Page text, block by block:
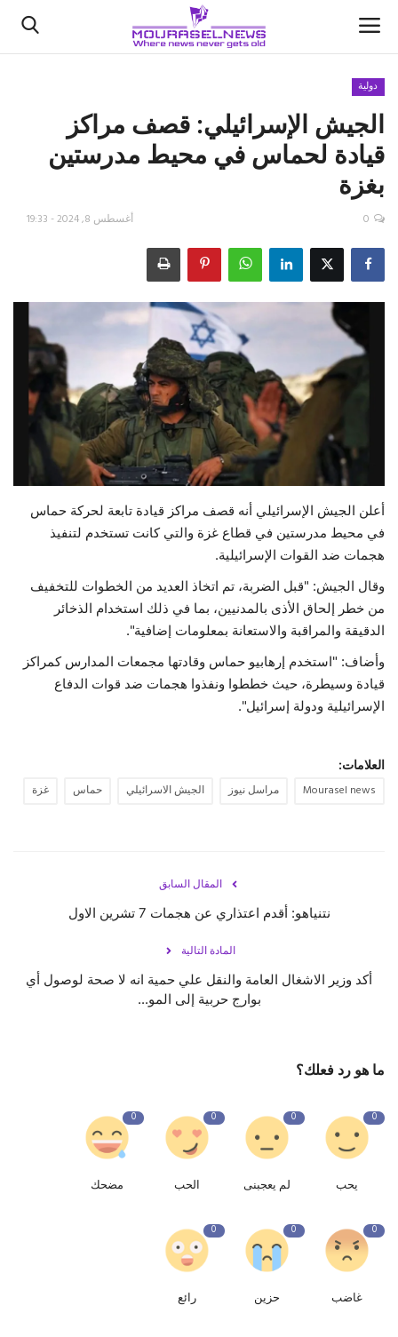
الأخبار
كتّابنا
السعودية
اقتصاد
علوم وتكنولوجيا
رياضة
فيديو
دولية
الجيش الإسرائيلي: قصف مراكز
قيادة لحماس في محيط مدرستين
بغزة
أغسطس 8, 2024 - 19:33 0
أعلن الجيش الإسرائيلي أنه قصف مراكز قيادة تابعة لحركة حماس
في محيط مدرستين في قطاع غزة والتي كانت تستخدم لتنفيذ
هجمات ضد القوات الإسرائيلية.
وقال الجيش: "قبل الضربة، تم اتخاذ العديد من الخطوات للتخفيف
من خطر إلحاق الأذى بالمدنيين، بما في ذلك استخدام الذخائر
الدقيقة والمراقبة والاستعانة بمعلومات إضافية".
وأضاف: "استخدم إرهابيو حماس وقادتها مجمعات المدارس كمراكز
قيادة وسيطرة، حيث خططوا ونفذوا هجمات ضد قوات الدفاع
الإسرائيلية ودولة إسرائيل".
العلامات:
Mourasel news مراسل نيوز الجيش الاسرائيلي حماس غزة
المقال السابق
نتنياهو: أقدم اعتذاري عن هجمات 7 تشرين الاول
المادة التالية
أكد وزير الاشغال العامة والنقل علي حمية انه لا صحة لوصول أي
بوارج حربية إلى المو...
ما هو رد فعلك؟
0
يحب
0
لم يعجبنى
0
الحب
0
مضحك
0
غاضب
0
حزين
0
رائع